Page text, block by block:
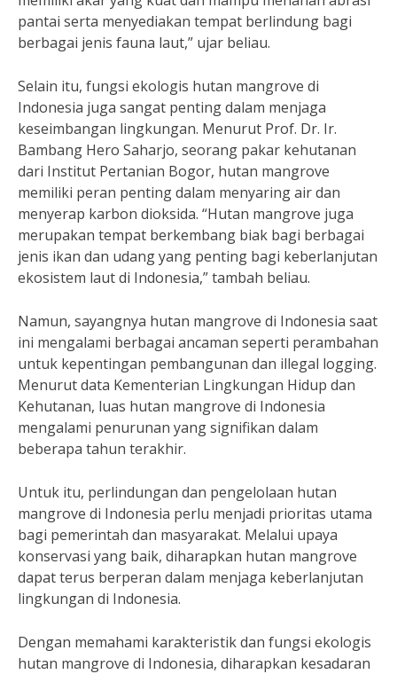
pantai serta menyediakan tempat berlindung bagi
berbagai jenis fauna laut,” ujar beliau.
Selain itu, fungsi ekologis hutan mangrove di
Indonesia juga sangat penting dalam menjaga
keseimbangan lingkungan. Menurut Prof. Dr. Ir.
Bambang Hero Saharjo, seorang pakar kehutanan
dari Institut Pertanian Bogor, hutan mangrove
memiliki peran penting dalam menyaring air dan
menyerap karbon dioksida. “Hutan mangrove juga
merupakan tempat berkembang biak bagi berbagai
jenis ikan dan udang yang penting bagi keberlanjutan
ekosistem laut di Indonesia,” tambah beliau.
Namun, sayangnya hutan mangrove di Indonesia saat
ini mengalami berbagai ancaman seperti perambahan
untuk kepentingan pembangunan dan illegal logging.
Menurut data Kementerian Lingkungan Hidup dan
Kehutanan, luas hutan mangrove di Indonesia
mengalami penurunan yang signifikan dalam
beberapa tahun terakhir.
Untuk itu, perlindungan dan pengelolaan hutan
mangrove di Indonesia perlu menjadi prioritas utama
bagi pemerintah dan masyarakat. Melalui upaya
konservasi yang baik, diharapkan hutan mangrove
dapat terus berperan dalam menjaga keberlanjutan
lingkungan di Indonesia.
Dengan memahami karakteristik dan fungsi ekologis
hutan mangrove di Indonesia, diharapkan kesadaran